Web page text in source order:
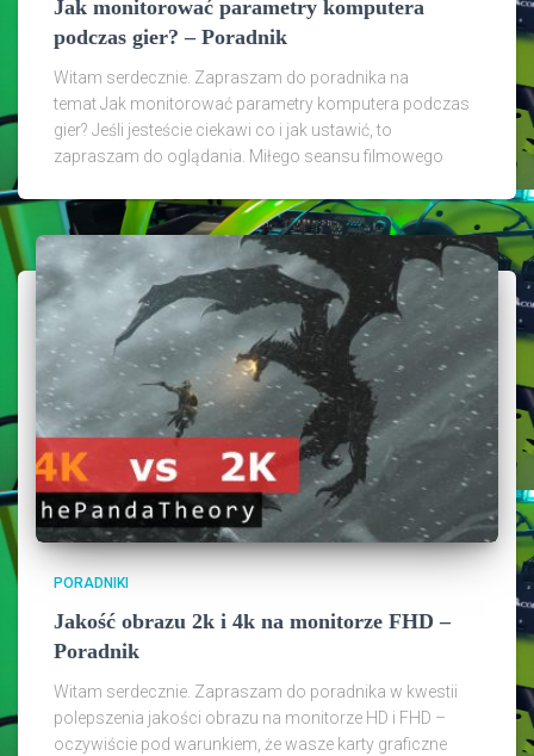
Jak monitorować parametry komputera
podczas gier? – Poradnik
Witam serdecznie. Zapraszam do poradnika na
temat Jak monitorować parametry komputera podczas
gier? Jeśli jesteście ciekawi co i jak ustawić, to
zapraszam do oglądania. Miłego seansu filmowego
PORADNIKI
Jakość obrazu 2k i 4k na monitorze FHD –
Poradnik
Witam serdecznie. Zapraszam do poradnika w kwestii
polepszenia jakości obrazu na monitorze HD i FHD –
oczywiście pod warunkiem, że wasze karty graficzne